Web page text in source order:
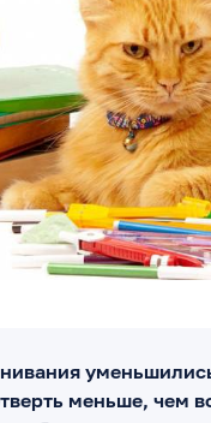
меньше, чем